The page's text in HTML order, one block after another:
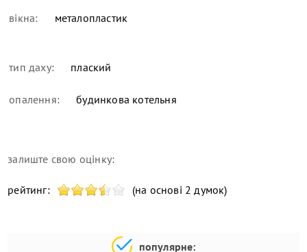
вікна: металопластик
тип даху: плаский
опалення: будинкова котельня
залиште свою оцінку:
рейтинг: (на основі 2 думок)
популярне: